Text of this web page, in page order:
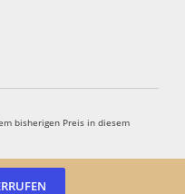
bisherigen Preis in diesem